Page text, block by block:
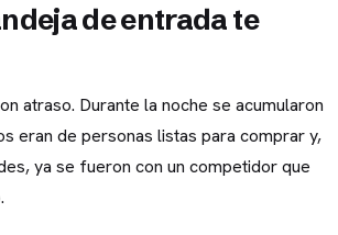
de entrada te
atraso. Durante la noche se acumularon
eran de personas listas para comprar y,
ya se fueron con un competidor que